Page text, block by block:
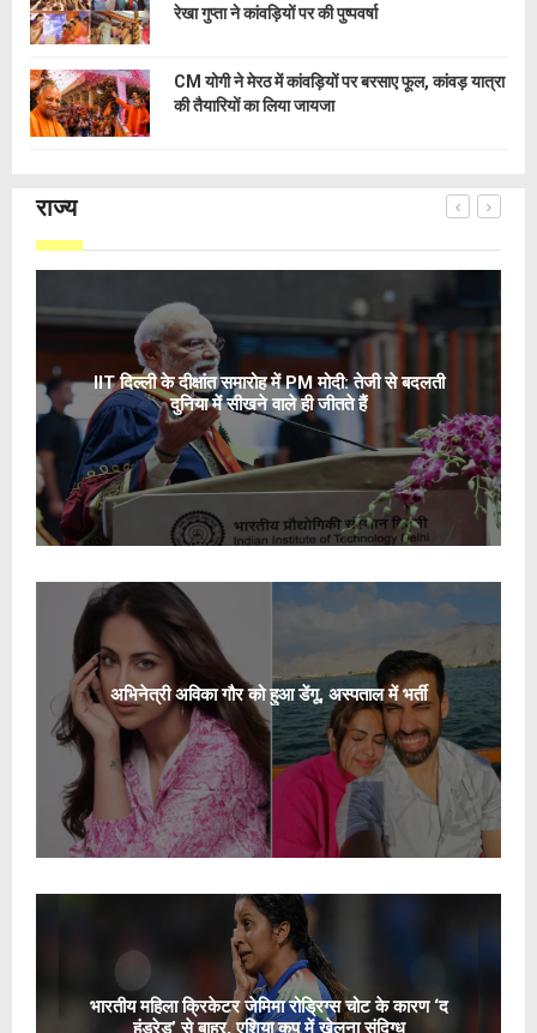
रेखा गुप्ता ने कांवड़ियों पर की पुष्पवर्षा
CM योगी ने मेरठ में कांवड़ियों पर बरसाए फूल, कांवड़ यात्रा
की तैयारियों का लिया जायजा
राज्य
IIT दिल्ली के दीक्षांत समारोह में PM मोदी: तेजी से बदलती
दुनिया में सीखने वाले ही जीतते हैं
अभिनेत्री अविका गौर को हुआ डेंगू, अस्पताल में भर्ती
भारतीय महिला क्रिकेटर जेमिमा रोड्रिग्स चोट के कारण ‘द